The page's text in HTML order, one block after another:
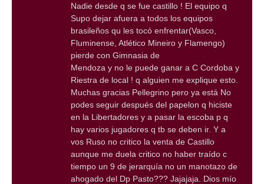
Nadie desde q se fue castillo ! El equipo q
Supo dejar afuera a todos los equipos
brasileños qu les tocó enfrentar(Vasco,
Fluminense, Atlético Mineiro y Flamengo)
pierde con Gimnasia de
Mendoza y no le puede ganar a C Cordoba y
Riestra de local ! q alguien me explique esto.
Muchas gracias Pellegrino pero ya está No
podes seguir después del papelon q hiciste
en la Libertadores y a pasar la escoba p q
hay varios jugadores q tb se deben ir. Y a
vos Ruso no critico la venta de Castillo
aunque me duela critico no haber traído c
tiempo un 9 de jerarquía no un manotazo de
ahogado del Dp Pasto??? Jajajaja. Dios mío